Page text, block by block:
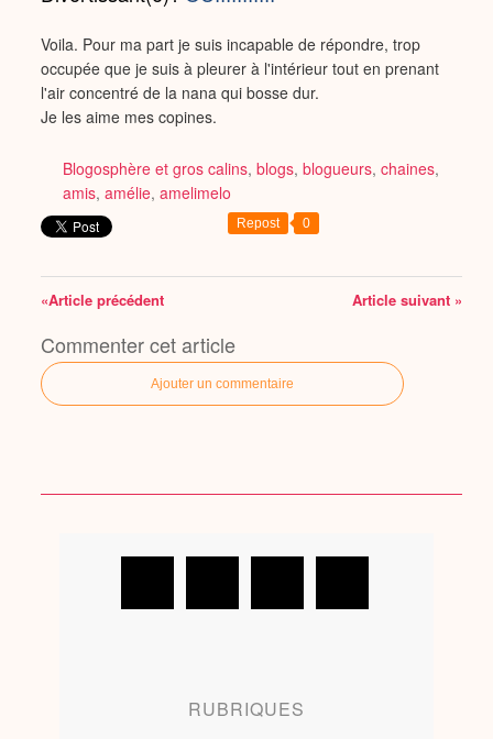
Voila. Pour ma part je suis incapable de répondre, trop
occupée que je suis à pleurer à l'intérieur tout en prenant
l'air concentré de la nana qui bosse dur.
Je les aime mes copines.
Blogosphère et gros calins,blogs,blogueurs,chaines,
amis,amélie,amelimelo
Repost 0
«Article précédent Article suivant »
Commenter cet article
Ajouter un commentaire
RUBRIQUES